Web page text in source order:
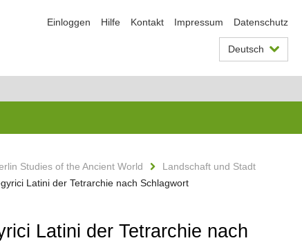
Einloggen Hilfe Kontakt Impressum Datenschutz
Deutsch
Studies of the Ancient World
Landschaft und Stadt
Latini der Tetrarchie nach Schlagwort
Latini der Tetrarchie nach